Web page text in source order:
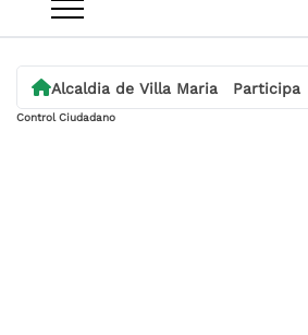
Alcaldia de Villa Maria Participa
Control Ciudadano